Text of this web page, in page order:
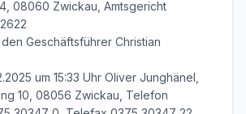
08060 Zwickau, Amtsgericht
Geschäftsführer Christian
um 15:33 Uhr Oliver Junghänel,
10, 08056 Zwickau, Telefon